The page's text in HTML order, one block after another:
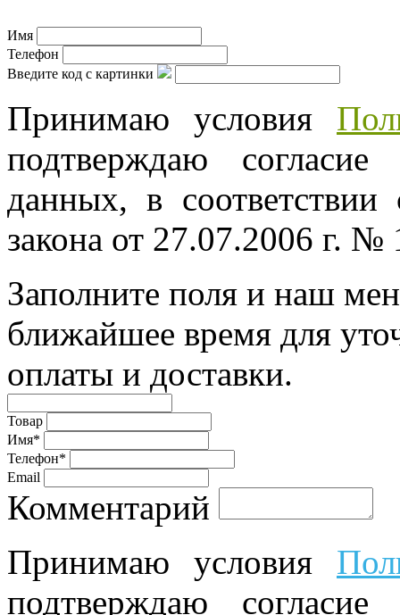
Имя
Телефон
Введите код с картинки
Принимаю условия
подтверждаю
данных, в соответствии
закона от 27.07.2006 г.
Заполните поля и наш
ближайшее время для
оплаты и доставки.
Товар
Имя*
Телефон*
Email
Комментарий
Принимаю условия
подтверждаю